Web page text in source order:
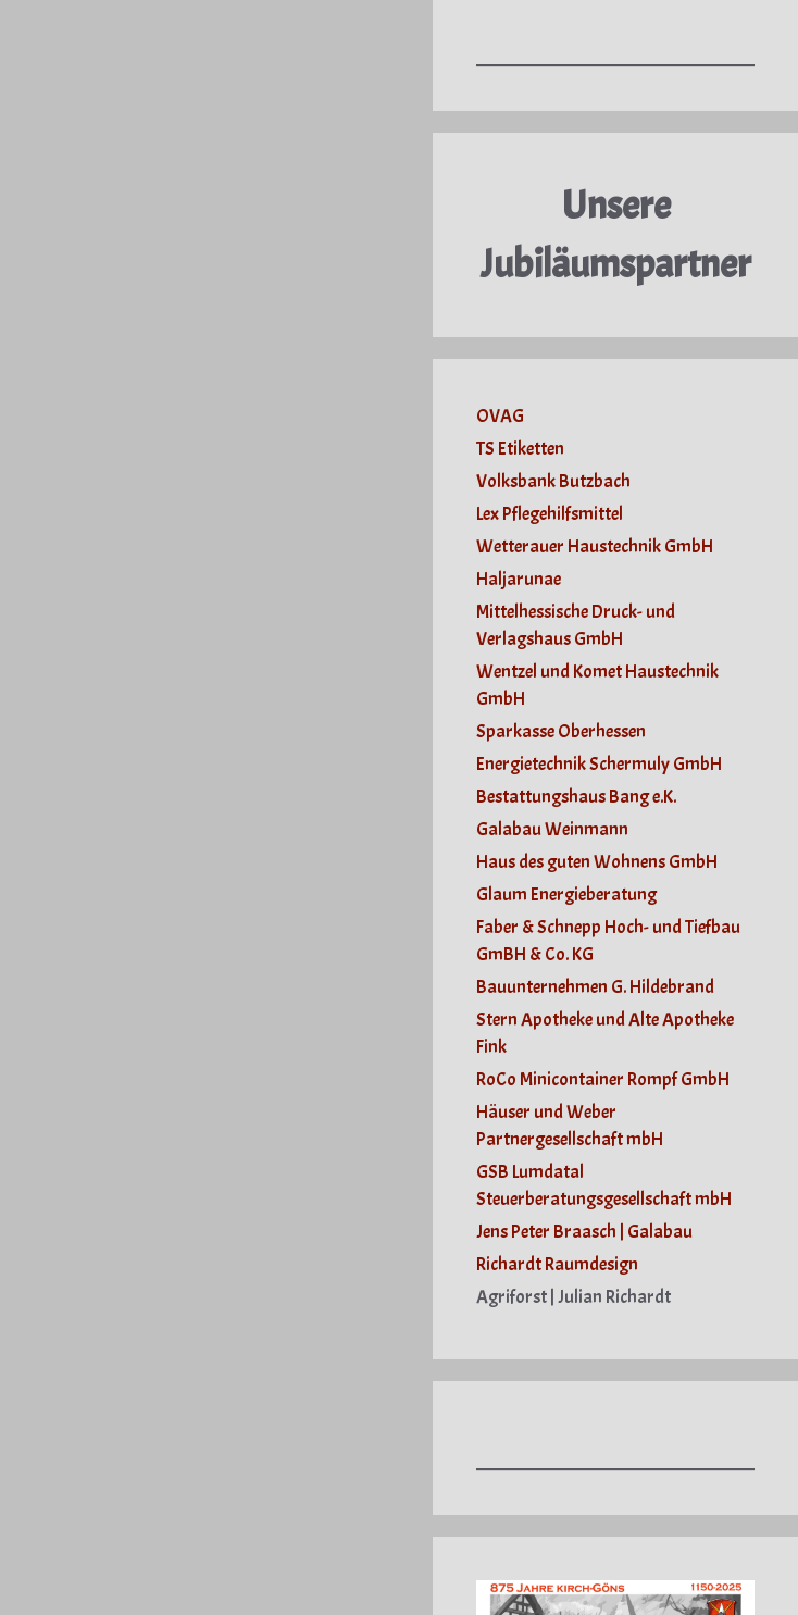
Unsere
Jubiläumspartner
OVAG
TS Etiketten
Volksbank Butzbach
Lex Pflegehilfsmittel
Wetterauer Haustechnik GmbH
Haljarunae
Mittelhessische Druck- und
Verlagshaus GmbH
Wentzel und Komet Haustechnik
GmbH
Sparkasse Oberhessen
Energietechnik Schermuly GmbH
Bestattungshaus Bang e.K.
Galabau Weinmann
Haus des guten Wohnens GmbH
Glaum Energieberatung
Faber & Schnepp Hoch- und Tiefbau
GmBH & Co. KG
Bauunternehmen G. Hildebrand
Stern Apotheke und Alte Apotheke
Fink
RoCo Minicontainer Rompf GmbH
Häuser und Weber
Partnergesellschaft mbH
GSB Lumdatal
Steuerberatungsgesellschaft mbH
Jens Peter Braasch | Galabau
Richardt Raumdesign
Agriforst | Julian Richardt